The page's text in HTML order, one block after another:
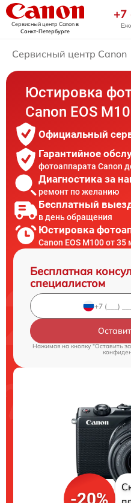
Сервисный центр Canonв
Санкт-Петербурге
+7
Сервисный центр Canon
Юстировка
Canon EOS
Официальный
Гарантийное
фотоаппарата Canon
Диагностика за
ремонт по желанию
Бесплатный
в день обращения
Юстировка
Canon EOS M100 от 35
Бесплатная
специалистом
Нажимая на кнопку "Оставить